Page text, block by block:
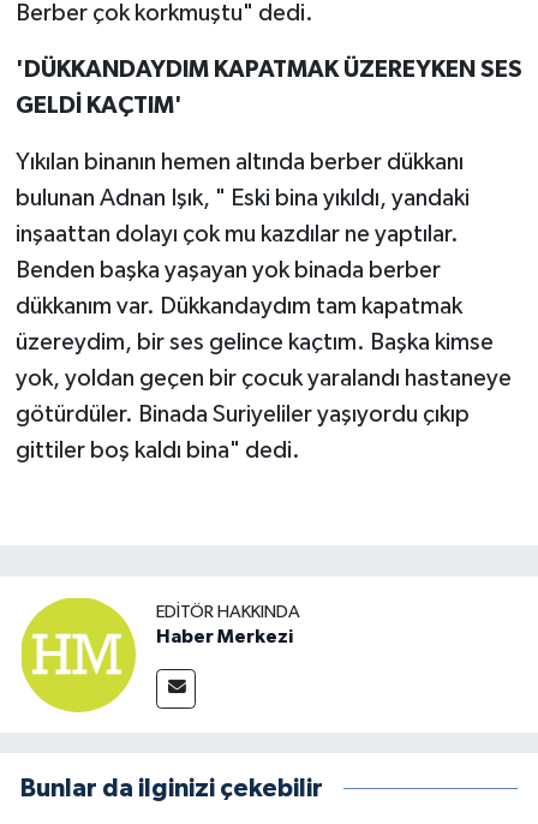
Berber çok korkmuştu" dedi.
'DÜKKANDAYDIM KAPATMAK ÜZEREYKEN SES
GELDİ KAÇTIM'
Yıkılan binanın hemen altında berber dükkanı
bulunan Adnan Işık, " Eski bina yıkıldı, yandaki
inşaattan dolayı çok mu kazdılar ne yaptılar.
Benden başka yaşayan yok binada berber
dükkanım var. Dükkandaydım tam kapatmak
üzereydim, bir ses gelince kaçtım. Başka kimse
yok, yoldan geçen bir çocuk yaralandı hastaneye
götürdüler. Binada Suriyeliler yaşıyordu çıkıp
gittiler boş kaldı bina" dedi.
EDITÖR HAKKINDA
Haber Merkezi
Bunlar da ilginizi çekebilir